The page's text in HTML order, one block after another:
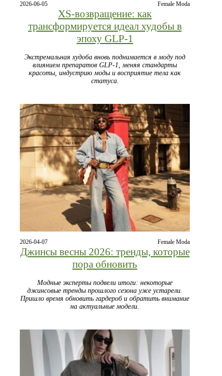
2026-06-05 Female Moda
XS‑возвращение: как
трансформируется идеал худобы в
эпоху GLP‑1
Экстремальная худоба вновь поднимается в моду под
влиянием препаратов GLP‑1, меняя стандарты
красоты, индустрию моды и восприятие тела как
статуса.
2026-04-07 Female Moda
Джинсы весны 2026: тренды, которые
пора обновить
Модные эксперты подвели итоги: некоторые
джинсовые тренды прошлого сезона уже устарели.
Пришло время обновить гардероб и обратить внимание
на актуальные модели.